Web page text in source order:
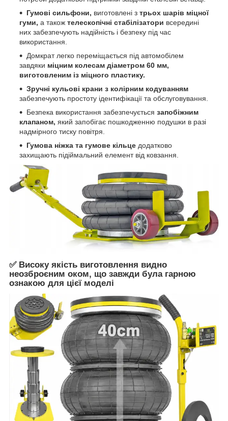
Гумові сильфони, виготовлені з трьох шарів міцної
гуми, а також телескопічні стабілізатори всередині
них забезпечують надійність і безпеку під час
використання.
Домкрат легко переміщається під автомобілем
завдяки міцним колесам діаметром 60 мм,
виготовленим із міцного пластику.
Зручні кульові крани з колірним кодуванням
забезпечують простоту ідентифікації та обслуговування.
Безпека використання забезпечується запобіжним
клапаном, який запобігає пошкодженню подушки в разі
надмірного тиску повітря.
Гумова ніжка та гумове кільце додатково
захищають підіймальний елемент від ковзання.
✅ Високу якість виготовлення видно
неозброєним оком, що завжди була гарною
ознакою для цієї моделі